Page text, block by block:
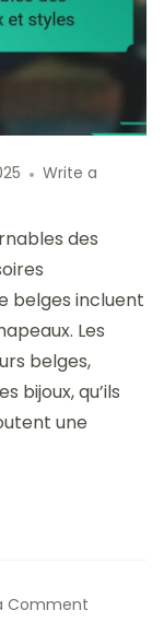
Write a
des
belges incluent
Les
belges,
bijoux, qu’ils
une
Comment